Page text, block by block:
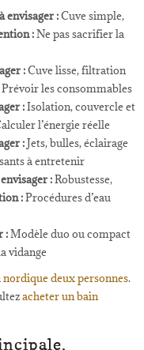
envisager :Cuve simple,
:Ne pas sacrifier la
:Cuve lisse, filtration
Prévoir les consommables
:Isolation, couvercle et
l’énergie réelle
:Jets, bulles, éclairage
à entretenir
:Robustesse,
:Procédures d’eau
:Modèle duo ou compact
vidange
nordique deux personnes.
acheter un bain